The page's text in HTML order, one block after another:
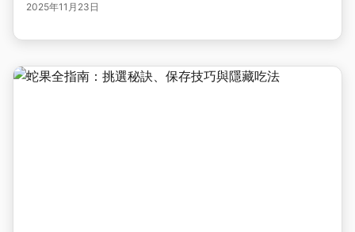
2025年11月23日